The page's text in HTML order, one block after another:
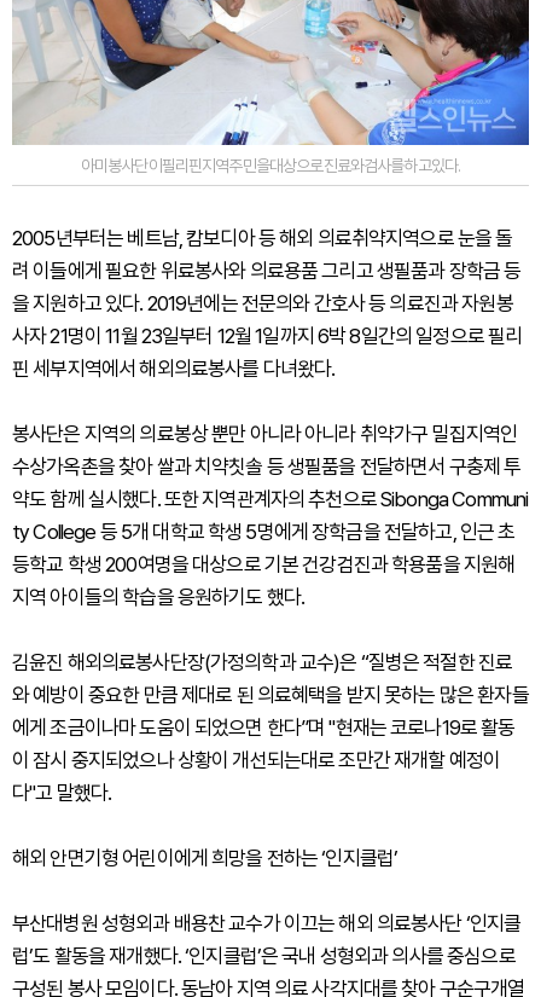
아미봉사단이필리핀지역주민을대상으로진료와검사를하고있다.
2005년부터는 베트남, 캄보디아 등 해외 의료취약지역으로 눈을 돌
려 이들에게 필요한 위료봉사와 의료용품 그리고 생필품과 장학금 등
을 지원하고 있다. 2019년에는 전문의와 간호사 등 의료진과 자원봉
사자 21명이 11월 23일부터 12월 1일까지 6박 8일간의 일정으로 필리
핀 세부지역에서 해외의료봉사를 다녀왔다.
봉사단은 지역의 의료봉상 뿐만 아니라 아니라 취약가구 밀집지역인
수상가옥촌을 찾아 쌀과 치약칫솔 등 생필품을 전달하면서 구충제 투
약도 함께 실시했다. 또한 지역관계자의 추천으로 Sibonga Communi
ty College 등 5개 대학교 학생 5명에게 장학금을 전달하고, 인근 초
등학교 학생 200여명을 대상으로 기본 건강검진과 학용품을 지원해
지역 아이들의 학습을 응원하기도 했다.
김윤진 해외의료봉사단장(가정의학과 교수)은 “질병은 적절한 진료
와 예방이 중요한 만큼 제대로 된 의료혜택을 받지 못하는 많은 환자들
에게 조금이나마 도움이 되었으면 한다”며 "현재는 코로나19로 활동
이 잠시 중지되었으나 상황이 개선되는대로 조만간 재개할 예정이
다"고 말했다.
해외 안면기형 어린이에게 희망을 전하는 ‘인지클럽’
부산대병원 성형외과 배용찬 교수가 이끄는 해외 의료봉사단 ‘인지클
럽’도 활동을 재개했다. ‘인지클럽’은 국내 성형외과 의사를 중심으로
구성된 봉사 모임이다. 동남아 지역 의료 사각지대를 찾아 구순구개열